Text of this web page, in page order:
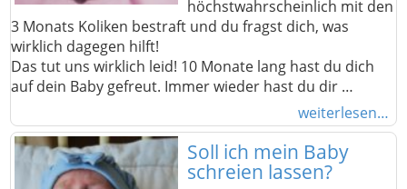
höchstwahrscheinlich mit den
3 Monats Koliken bestraft und du fragst dich, was
wirklich dagegen hilft!
Das tut uns wirklich leid! 10 Monate lang hast du dich
auf dein Baby gefreut. Immer wieder hast du dir …
weiterlesen…
Soll ich mein Baby
schreien lassen?